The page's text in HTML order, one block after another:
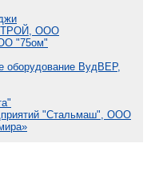
ООО
"75ом"
оборудование ВудВЕР,
"Стальмаш", ООО